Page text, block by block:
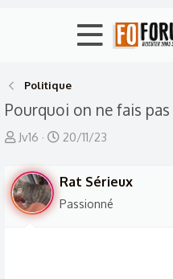
Politique
Pourquoi on ne fais
A
t
e
u
Jv16
D
t
e
20/11/23
Rat Sérieux
Passionné